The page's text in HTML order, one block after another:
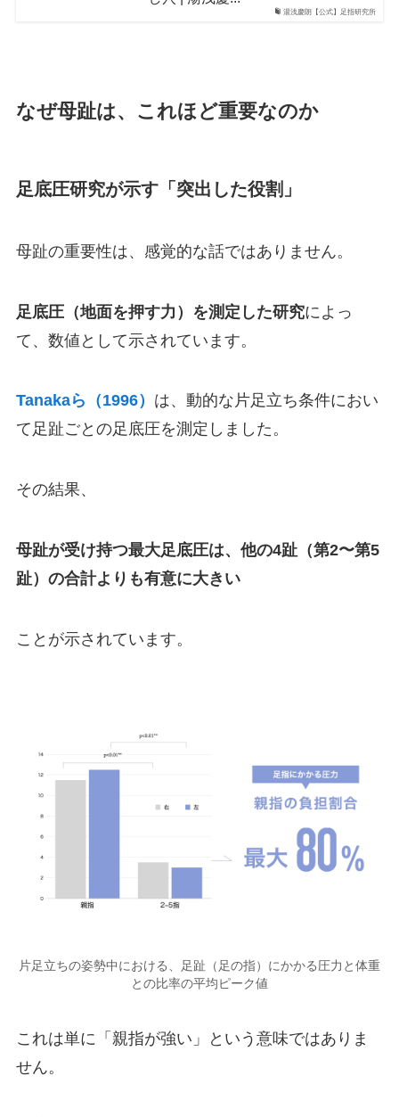
湯浅慶朗【公式】足指研究所
なぜ母趾は、これほど重要なのか
足底圧研究が示す「突出した役割」
母趾の重要性は、感覚的な話ではありません。
足底圧（地面を押す力）を測定した研究によっ
て、数値として示されています。
Tanakaら（1996） は、動的な片足立ち条件におい
て足趾ごとの足底圧を測定しました。
その結果、
母趾が受け持つ最大足底圧は、他の4趾（第2〜第5
趾）の合計よりも有意に大きい
ことが示されています。
片足立ちの姿勢中における、足趾（足の指）にかかる圧力と体重
との比率の平均ピーク値
これは単に「親指が強い」という意味ではありま
せん。